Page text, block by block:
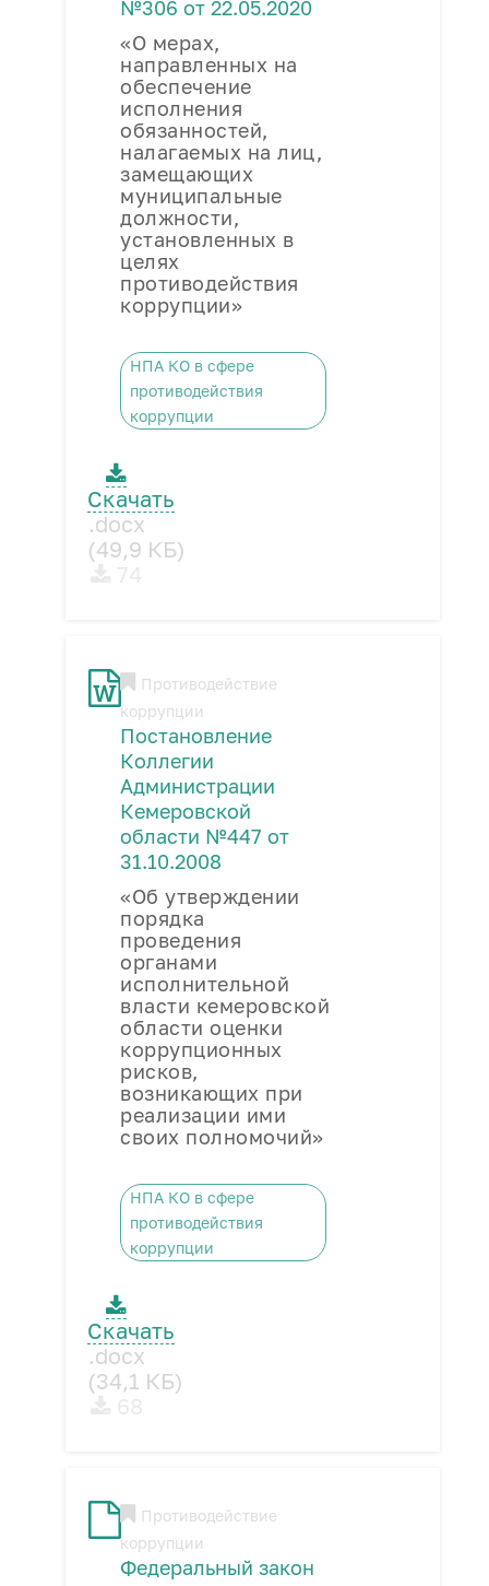
№306 от 22.05.2020
«О мерах,
направленных на
обеспечение
исполнения
обязанностей,
налагаемых на лиц,
замещающих
муниципальные
должности,
установленных в
целях
противодействия
коррупции»
НПА КО в сфере
противодействия
коррупции
Скачать
.docx
(49,9 КБ)
Противодействие
коррупции
Постановление
Коллегии
Администрации
Кемеровской
области №447 от
31.10.2008
«Об утверждении
порядка
проведения
органами
исполнительной
власти кемеровской
области оценки
коррупционных
рисков,
возникающих при
реализации ими
своих полномочий»
НПА КО в сфере
противодействия
коррупции
Скачать
.docx
(34,1 КБ)
Противодействие
коррупции
Федеральный закон